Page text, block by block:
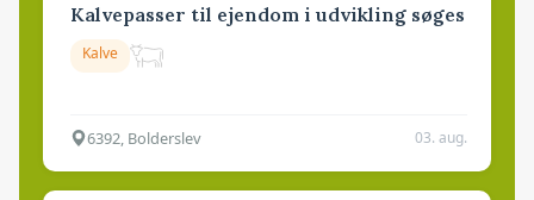
Kalvepasser til ejendom i udvikling søges
Kalve
6392, Bolderslev 03. aug.